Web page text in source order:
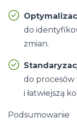
do
zmian.
do procesów
i łatwiejszą
Podsumowanie